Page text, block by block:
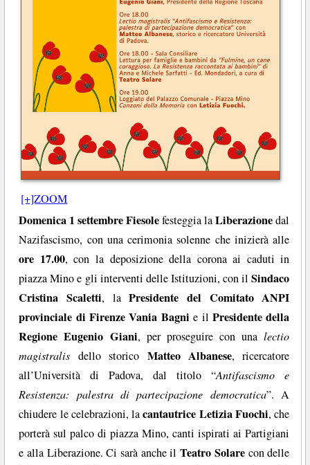
[+]ZOOM
Domenica 1 settembreFiesolefesteggia laLiberazionedal
Nazifascismo, con una cerimonia solenne che inizierà alle
ore 17.00, con la deposizione della corona ai caduti in
piazza Mino e gli interventi delle Istituzioni, con ilSindaco
Cristina Scaletti, laPresidente del Comitato ANPI
provinciale di Firenze Vania Bagni e il Presidente della
Regione Eugenio Giani, per proseguire con unalectio
magistralis dello storico Matteo Albanese, ricercatore
all’Università di Padova, dal titolo “Antifascismo e
Resistenza: palestra di partecipazione democratica”. A
chiudere le celebrazioni, lacantautrice Letizia Fuochi, che
porterà sul palco di piazza Mino, canti ispirati ai Partigiani
e alla Liberazione. Ci sarà anche ilTeatro Solarecon delle